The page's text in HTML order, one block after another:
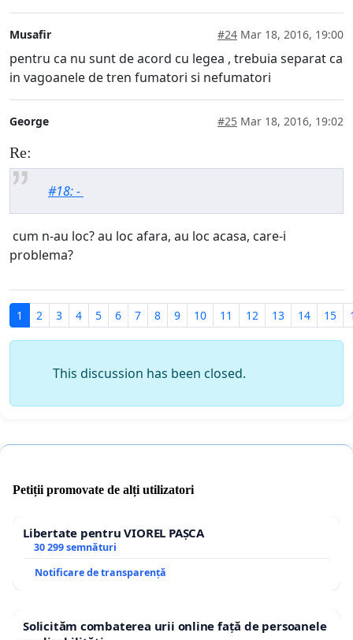
Musafir #24 Mar 18, 2016, 19:00
pentru ca nu sunt de acord cu legea , trebuia separat ca
in vagoanele de tren fumatori si nefumatori
George #25 Mar 18, 2016, 19:02
Re:
#18: -
cum n-au loc? au loc afara, au loc acasa, care-i
problema?
1 2 3 4 5 6 7 8 9 10 11 12 13 14 15
This discussion has been closed.
Petiții promovate de alți utilizatori
Libertate pentru VIOREL PAȘCA
30 299 semnături
Notificare de transparență
Solicităm combaterea urii online față de persoanele